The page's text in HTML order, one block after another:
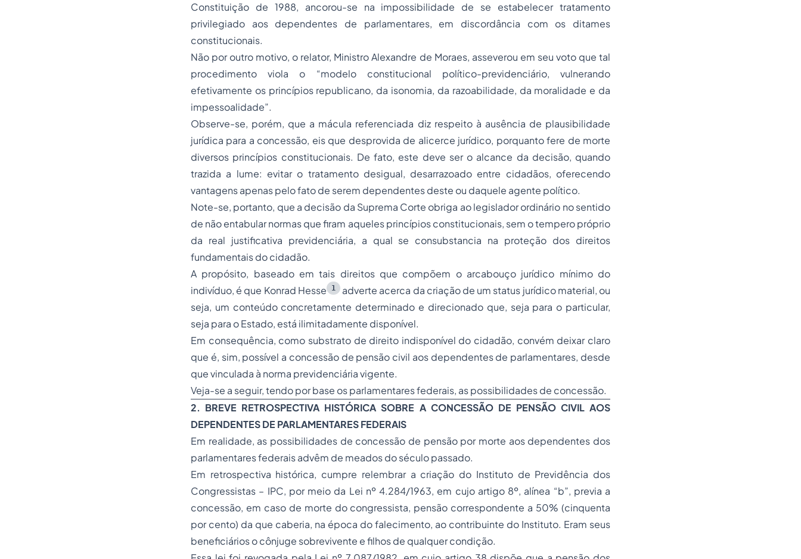
Constituição de 1988, ancorou-se na impossibilidade de se estabelecer tratamento
privilegiado aos dependentes de parlamentares, em discordância com os ditames
constitucionais.
Não por outro motivo, o relator, Ministro Alexandre de Moraes, asseverou em seu voto que tal
procedimento viola o “modelo constitucional político-previdenciário, vulnerando
efetivamente os princípios republicano, da isonomia, da razoabilidade, da moralidade e da
impessoalidade”.
Observe-se, porém, que a mácula referenciada diz respeito à ausência de plausibilidade
jurídica para a concessão, eis que desprovida de alicerce jurídico, porquanto fere de morte
diversos princípios constitucionais. De fato, este deve ser o alcance da decisão, quando
trazida a lume: evitar o tratamento desigual, desarrazoado entre cidadãos, oferecendo
vantagens apenas pelo fato de serem dependentes deste ou daquele agente político.
Note-se, portanto, que a decisão da Suprema Corte obriga ao legislador ordinário no sentido
de não entabular normas que firam aqueles princípios constitucionais, sem o tempero próprio
da real justificativa previdenciária, a qual se consubstancia na proteção dos direitos
fundamentais do cidadão.
A propósito, baseado em tais direitos que compõem o arcabouço jurídico mínimo do
indivíduo, é que Konrad Hesse
1 adverte acerca da criação de um status jurídico material, ou
seja, um conteúdo concretamente determinado e direcionado que, seja para o particular,
seja para o Estado, está ilimitadamente disponível.
Em consequência, como substrato de direito indisponível do cidadão, convém deixar claro
que é, sim, possível a concessão de pensão civil aos dependentes de parlamentares, desde
que vinculada à norma previdenciária vigente.
Veja-se a seguir, tendo por base os parlamentares federais, as possibilidades de concessão.
2. BREVE RETROSPECTIVA HISTÓRICA SOBRE A CONCESSÃO DE PENSÃO CIVIL AOS
DEPENDENTES DE PARLAMENTARES FEDERAIS
Em realidade, as possibilidades de concessão de pensão por morte aos dependentes dos
parlamentares federais advêm de meados do século passado.
Em retrospectiva histórica, cumpre relembrar a criação do Instituto de Previdência dos
Congressistas – IPC, por meio da Lei nº 4.284/1963, em cujo artigo 8º, alínea “b”, previa a
concessão, em caso de morte do congressista, pensão correspondente a 50% (cinquenta
por cento) da que caberia, na época do falecimento, ao contribuinte do Instituto. Eram seus
beneficiários o cônjuge sobrevivente e filhos de qualquer condição.